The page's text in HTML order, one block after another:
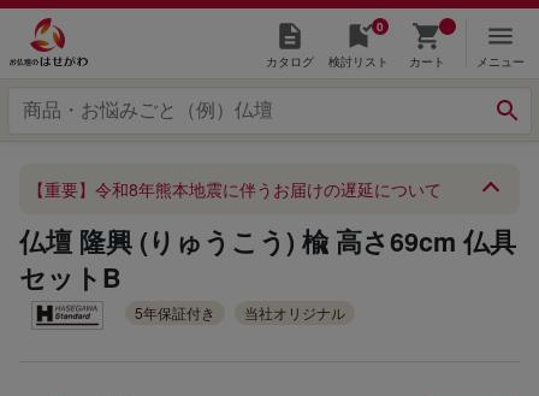
カタログ
0
検討リスト カート メニュー
【重要】令和8年熊本地震に伴うお届けの遅延について
仏壇 隆興 (りゅうこう) 楡 高さ69cm 仏具
セットB
5年保証付き 当社オリジナル